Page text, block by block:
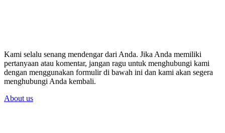
Kami selalu senang mendengar dari Anda. Jika Anda memiliki
pertanyaan atau komentar, jangan ragu untuk menghubungi kami
dengan menggunakan formulir di bawah ini dan kami akan segera
menghubungi Anda kembali.
About us